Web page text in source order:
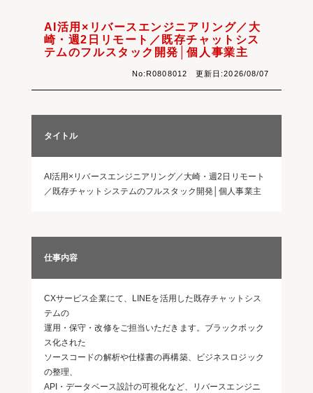
AI活用×リバースエンジニアリング／大
崎・週2日リモート／既存チャットシス
テムのフルスタック開発│個人事業主
No:R0808012 更新日:2026/08/07
タイトル
AI活用×リバースエンジニアリング／大崎・週2日リモート
／既存チャットシステムのフルスタック開発│個人事業主
仕事内容
CXサービス企業にて、LINEを活用した既存チャットシス
テムの
運用・保守・改修をご担当いただきます。ブラックボック
ス化された
ソースコードの解析や仕様書の再構築、ビジネスロジック
の整理、
API・データベース設計の可視化など、リバースエンジニ